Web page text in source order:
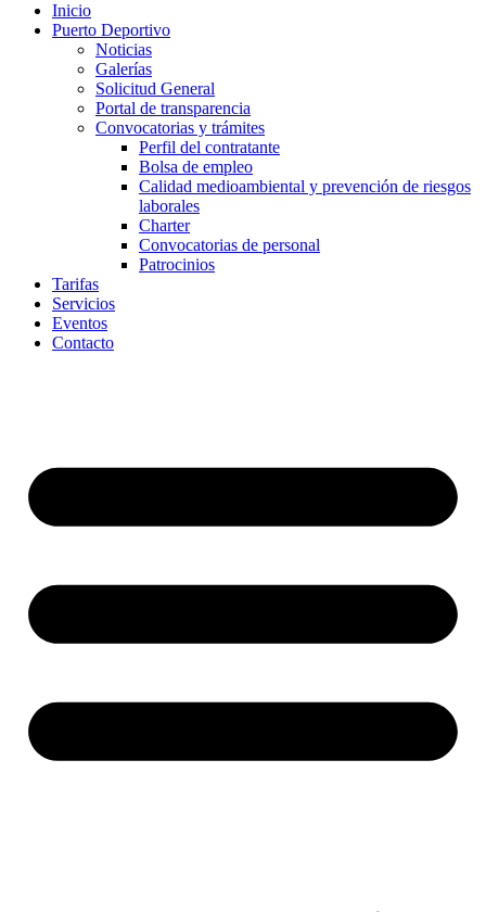
Inicio
Puerto Deportivo
Noticias
Galerías
Solicitud General
Portal de transparencia
Convocatorias y trámites
Perfil del contratante
Bolsa de empleo
Calidad medioambiental y prevención de riesgos
laborales
Charter
Convocatorias de personal
Patrocinios
Tarifas
Servicios
Eventos
Contacto